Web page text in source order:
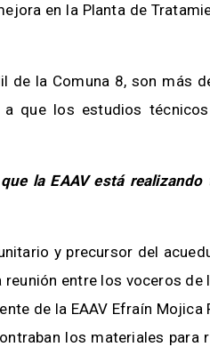
en la Planta de
de la Comuna 8, son más
que los estudios
la EAAV está
y precursor del
entre los voceros de
de la EAAV Efraín
los materiales